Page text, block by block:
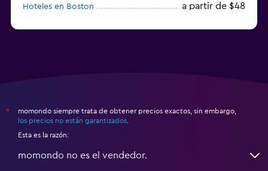
Hoteles en Boston a partir de $48
*
momondo siempre trata de obtener precios exactos, sin embargo,
los precios no están garantizados
Esta es la razón:
momondo no es el vendedor.